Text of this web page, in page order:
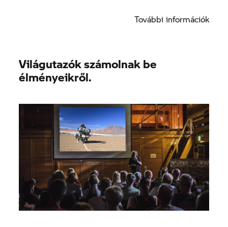
További információk
Világutazók számolnak be
élményeikről.